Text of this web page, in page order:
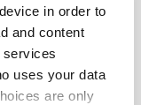
in order to
and content
services
uses your data
are only